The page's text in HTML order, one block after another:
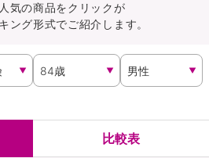
ード会員さま専用保険
ーン一覧
ループ従業員さま向け
気の商品をクリックが
ング形式でご紹介します。
比較表